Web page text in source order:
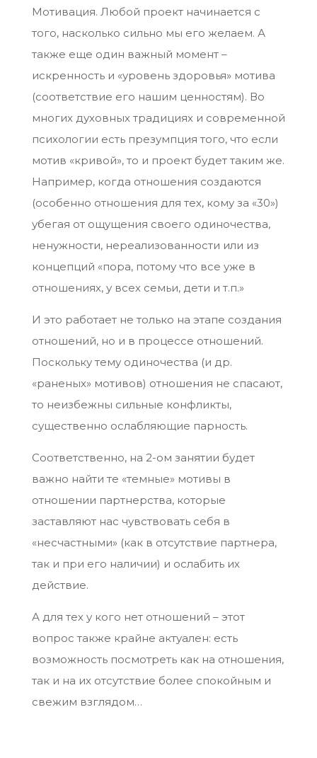
Мотивация. Любой проект начинается с
того, насколько сильно мы его желаем. А
также еще один важный момент –
искренность и «уровень здоровья» мотива
(соответствие его нашим ценностям). Во
многих духовных традициях и современной
психологии есть презумпция того, что если
мотив «кривой», то и проект будет таким же.
Например, когда отношения создаются
(особенно отношения для тех, кому за «30»)
убегая от ощущения своего одиночества,
ненужности, нереализованности или из
концепций «пора, потому что все уже в
отношениях, у всех семьи, дети и т.п.»
И это работает не только на этапе создания
отношений, но и в процессе отношений.
Поскольку тему одиночества (и др.
«раненых» мотивов) отношения не спасают,
то неизбежны сильные конфликты,
существенно ослабляющие парность.
Соответственно, на 2-ом занятии будет
важно найти те «темные» мотивы в
отношении партнерства, которые
заставляют нас чувствовать себя в
«несчастными» (как в отсутствие партнера,
так и при его наличии) и ослабить их
действие.
А для тех у кого нет отношений – этот
вопрос также крайне актуален: есть
возможность посмотреть как на отношения,
так и на их отсутствие более спокойным и
свежим взглядом…